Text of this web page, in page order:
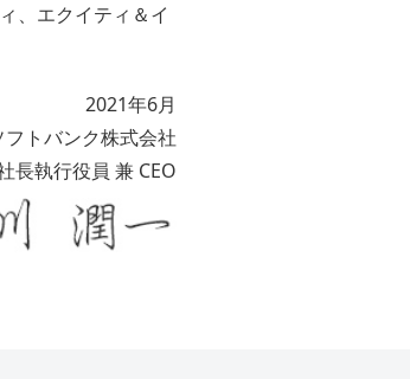
、エクイティ＆イ
2021年6月
フトバンク株式会社
長執行役員 兼 CEO